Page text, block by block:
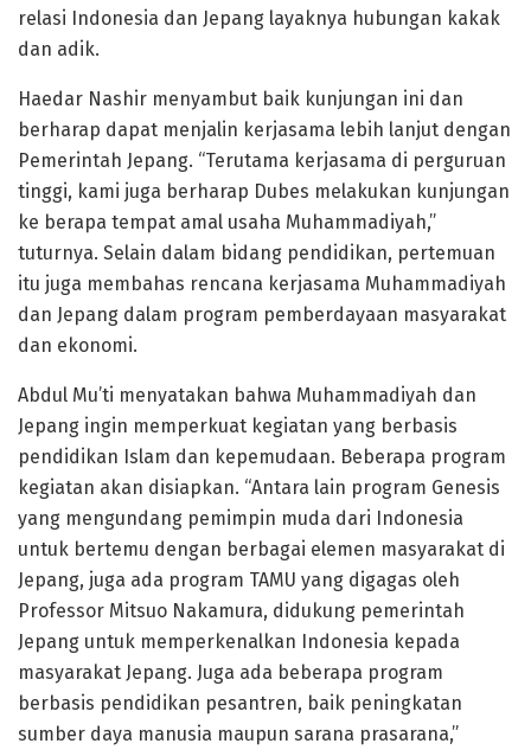
relasi Indonesia dan Jepang layaknya hubungan kakak
dan adik.
Haedar Nashir menyambut baik kunjungan ini dan
berharap dapat menjalin kerjasama lebih lanjut dengan
Pemerintah Jepang. “Terutama kerjasama di perguruan
tinggi, kami juga berharap Dubes melakukan kunjungan
ke berapa tempat amal usaha Muhammadiyah,”
tuturnya. Selain dalam bidang pendidikan, pertemuan
itu juga membahas rencana kerjasama Muhammadiyah
dan Jepang dalam program pemberdayaan masyarakat
dan ekonomi.
Abdul Mu’ti menyatakan bahwa Muhammadiyah dan
Jepang ingin memperkuat kegiatan yang berbasis
pendidikan Islam dan kepemudaan. Beberapa program
kegiatan akan disiapkan. “Antara lain program Genesis
yang mengundang pemimpin muda dari Indonesia
untuk bertemu dengan berbagai elemen masyarakat di
Jepang, juga ada program TAMU yang digagas oleh
Professor Mitsuo Nakamura, didukung pemerintah
Jepang untuk memperkenalkan Indonesia kepada
masyarakat Jepang. Juga ada beberapa program
berbasis pendidikan pesantren, baik peningkatan
sumber daya manusia maupun sarana prasarana,”